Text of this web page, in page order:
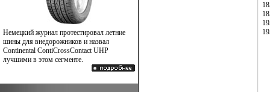
Немецкий журнал протестировал летние
шины для внедорожников и назвал
Continental ContiCrossContact UHP
лучшими в этом сегменте.